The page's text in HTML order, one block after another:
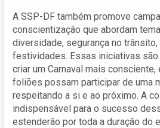
A SSP-DF também promove
conscientização que abordam
diversidade, segurança no
festividades. Essas iniciativas são
criar um Carnaval mais
foliões possam participar de uma
respeitando a si e ao próximo. A
indispensável para o sucesso
estenderão por toda a duração do